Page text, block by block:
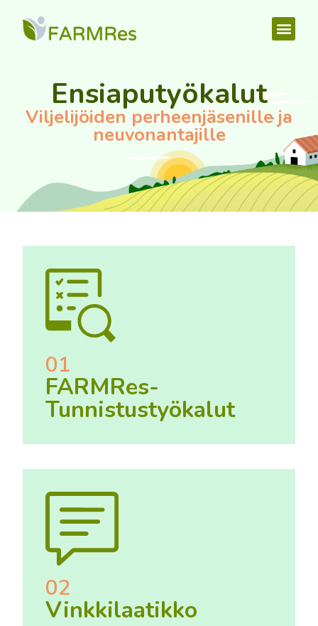
Ensiaputyökalut
Viljelijöiden perheenjäsenille ja
neuvonantajille
01
FARMRes-
Tunnistustyökalut
02
Vinkkilaatikko